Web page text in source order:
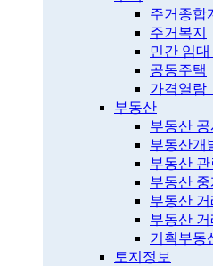
주거종합
주거복지
민간 임대
공동주택
가격열람
부동산
부동산
부동산개
부동산 관
부동산 중
부동산
부동산 거
기획부동
토지정보